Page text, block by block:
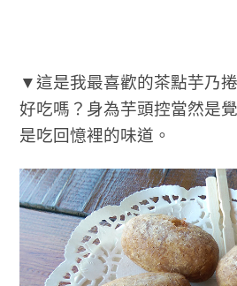
▼這是我最喜歡的茶點芋乃
好吃嗎？身為芋頭控當然是
是吃回憶裡的味道。